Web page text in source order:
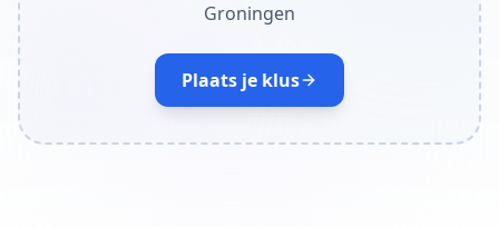
Groningen
Plaats je klus